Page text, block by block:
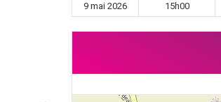
9 mai 2026 15h00